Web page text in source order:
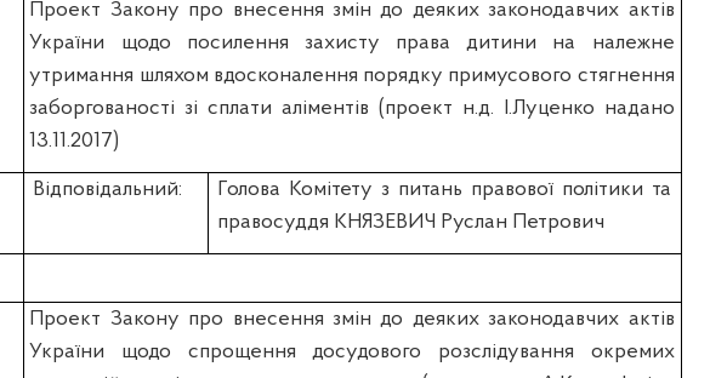
Проект Закону про внесення змін до деяких законодавчих актів
України щодо посилення захисту права дитини на належне
утримання шляхом вдосконалення порядку примусового стягнення
заборгованості зі сплати аліментів (проект н.д. І.Луценко надано
13.11.2017)
Відповідальний:
Голова Комітету з питань правової політики та
правосуддя КНЯЗЕВИЧ Руслан Петрович
Проект Закону про внесення змін до деяких законодавчих актів
України щодо спрощення досудового розслідування окремих